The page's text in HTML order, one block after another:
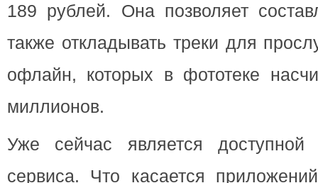
189 рублей. Она позволяет
также откладывать треки для
офлайн, которых в фототеке
миллионов.
Уже сейчас является доступной
сервиса. Что касается